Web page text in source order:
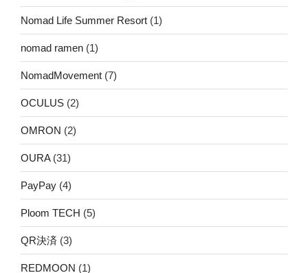
Nomad Life Summer Resort (1)
nomad ramen (1)
NomadMovement (7)
OCULUS (2)
OMRON (2)
OURA(31)
PayPay (4)
Ploom TECH (5)
QR決済 (3)
REDMOON (1)